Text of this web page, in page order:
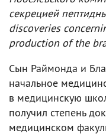
секрецией
discoveries
production of the
Сын Раймонда и
начальное
в медицинскую
получил степень
медицинском